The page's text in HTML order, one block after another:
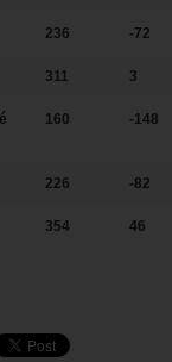
236 -72
311 3
160 -148
226 -82
354 46